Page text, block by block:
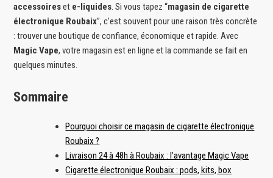
accessoireset e-liquides. Si vous tapez “magasin de cigarette
électronique Roubaix”, c’est souvent pour une raison très concrète
: trouver une boutique de confiance, économique et rapide. Avec
Magic Vape, votre magasin est en ligne et la commande se fait en
quelques minutes.
Sommaire
Pourquoi choisir ce magasin de cigarette électronique
Roubaix ?
Livraison 24 à 48h à Roubaix : l’avantage Magic Vape
Cigarette électronique Roubaix : pods, kits, box